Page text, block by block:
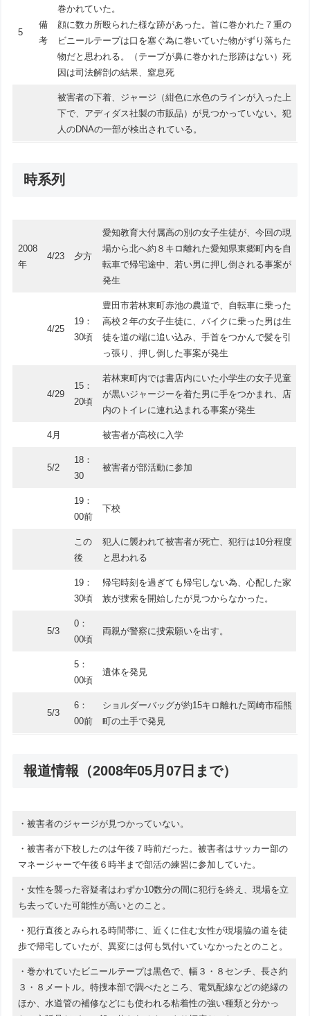
5
備
考
巻かれていた。
顔に数カ所殴られた様な跡があった。首に巻かれた７重の
ビニールテープは口を塞ぐ為に巻いていた物がずり落ちた
物だと思われる。（テープが鼻に巻かれた形跡はない）死
因は司法解剖の結果、窒息死
被害者の下着、ジャージ（紺色に水色のラインが入った上
下で、アディダス社製の市販品）が見つかっていない。犯
人のDNAの一部が検出されている。
時系列
2008
年
4/23 夕方
愛知教育大付属高の別の女子生徒が、今回の現
場から北へ約８キロ離れた愛知県東郷町内を自
転車で帰宅途中、若い男に押し倒される事案が
発生
4/25
19：
30頃
豊田市若林東町赤池の農道で、自転車に乗った
高校２年の女子生徒に、バイクに乗った男は生
徒を道の端に追い込み、手首をつかんで髪を引
っ張り、押し倒した事案が発生
4/29
15：
20頃
若林東町内では書店内にいた小学生の女子児童
が黒いジャージーを着た男に手をつかまれ、店
内のトイレに連れ込まれる事案が発生
4月 被害者が高校に入学
5/2
18：
30
被害者が部活動に参加
19：
00前
下校
この
後
犯人に襲われて被害者が死亡、犯行は10分程度
と思われる
19：
30頃
帰宅時刻を過ぎても帰宅しない為、心配した家
族が捜索を開始したが見つからなかった。
5/3
0：
00頃
両親が警察に捜索願いを出す。
5：
00頃
遺体を発見
5/3
6：
00前
ショルダーバッグが約15キロ離れた岡崎市稲熊
町の土手で発見
報道情報（2008年05月07日まで）
・被害者のジャージが見つかっていない。
・被害者が下校したのは午後７時前だった。被害者はサッカー部の
マネージャーで午後６時半まで部活の練習に参加していた。
・女性を襲った容疑者はわずか10数分の間に犯行を終え、現場を立
ち去っていた可能性が高いとのこと。
・犯行直後とみられる時間帯に、近くに住む女性が現場脇の道を徒
歩で帰宅していたが、異変には何も気付いていなかったとのこと。
・巻かれていたビニールテープは黒色で、幅３・８センチ、長さ約
３・８メートル。特捜本部で調べたところ、電気配線などの絶縁の
ほか、水道管の補修などにも使われる粘着性の強い種類と分かっ